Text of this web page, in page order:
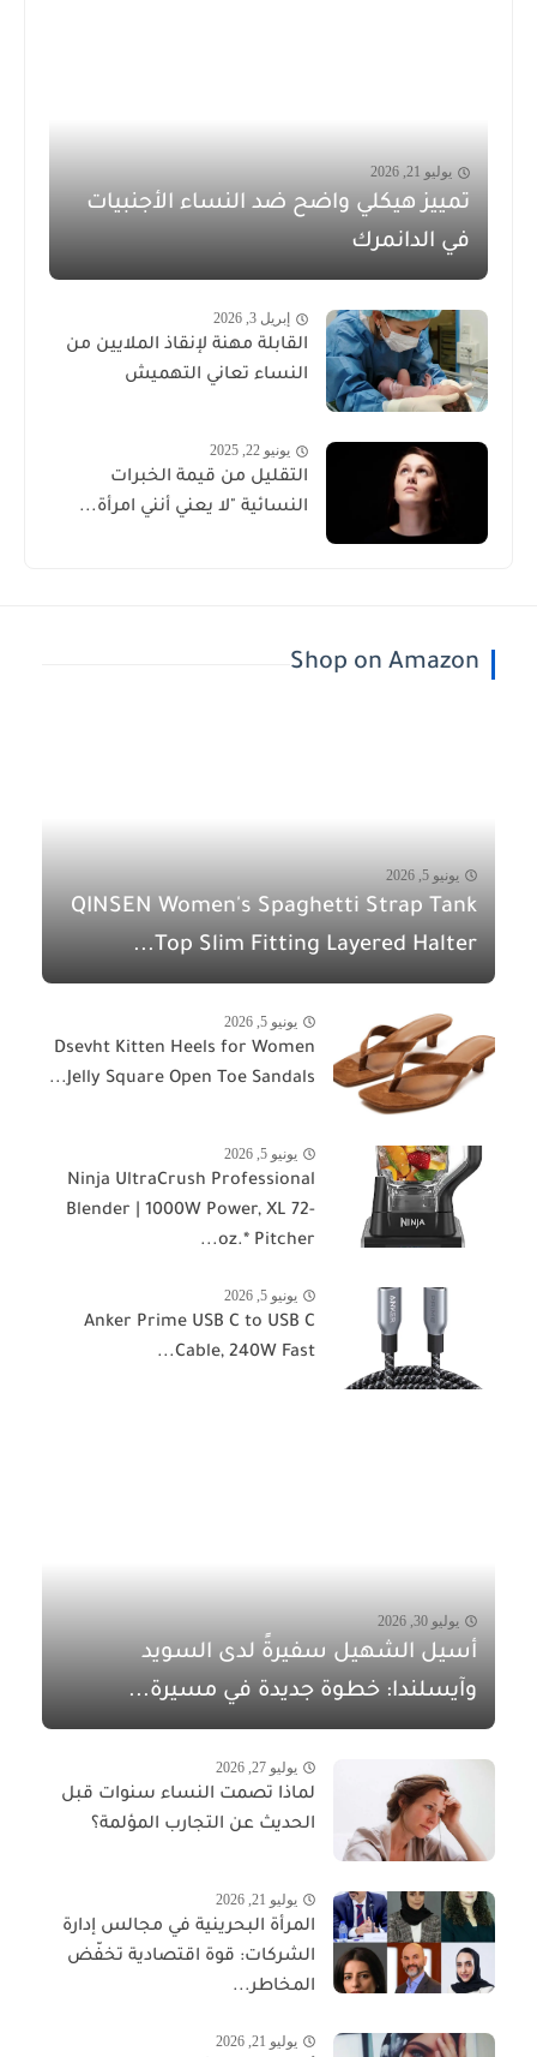
يوليو 21, 2026
تمييز هيكلي واضح ضد النساء الأجنبيات
في الدانمرك
إبريل 3, 2026
القابلة مهنة لإنقاذ الملايين من
النساء تعاني التهميش
يونيو 22, 2025
التقليل من قيمة الخبرات
النسائية "لا يعني أنني امرأة...
Shop on Amazon
يونيو 5, 2026
QINSEN Women's Spaghetti Strap Tank
Top Slim Fitting Layered Halter...
يونيو 5, 2026
Dsevht Kitten Heels for Women
Jelly Square Open Toe Sandals...
يونيو 5, 2026
Ninja UltraCrush Professional
Blender | 1000W Power, XL 72-
oz.* Pitcher...
يونيو 5, 2026
Anker Prime USB C to USB C
Cable, 240W Fast...
يوليو 30, 2026
أسيل الشهيل سفيرةً لدى السويد
وآيسلندا: خطوة جديدة في مسيرة...
يوليو 27, 2026
لماذا تصمت النساء سنوات قبل
الحديث عن التجارب المؤلمة؟
يوليو 21, 2026
المرأة البحرينية في مجالس إدارة
الشركات: قوة اقتصادية تخفّض
المخاطر...
يوليو 21, 2026